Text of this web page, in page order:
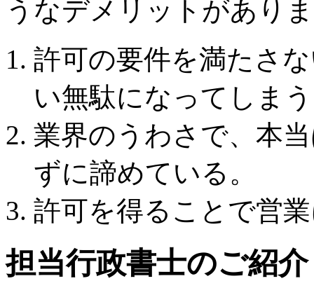
うなデメリットがあり
許可の要件を満たさ
い無駄になってしま
業界のうわさで、本
ずに諦めている。
許可を得ることで営
担当行政書士のご紹介